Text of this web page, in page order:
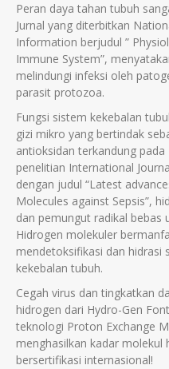
Peran daya tahan tubuh
Jurnal yang diterbitkan
Information berjudul ”
Immune System”,
melindungi infeksi oleh
parasit protozoa.
Fungsi sistem kekebalan
gizi mikro yang bertindak
antioksidan terkandung
penelitian International
dengan judul “Latest
Molecules against Sepsis”,
dan pemungut radikal
Hidrogen molekuler
mendetoksifikasi dan hidrasi
kekebalan tubuh.
Cegah virus dan tingkatkan
hidrogen dari Hydro-Gen
teknologi Proton Exchange
menghasilkan kadar molekul
bersertifikasi internasional!